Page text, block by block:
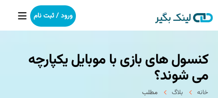
خانه
بکلینک
ورود / ثبت نام
كنسول های بازی با موبایل یكپارچه
می شوند؟
خانه بلاگ مطلب